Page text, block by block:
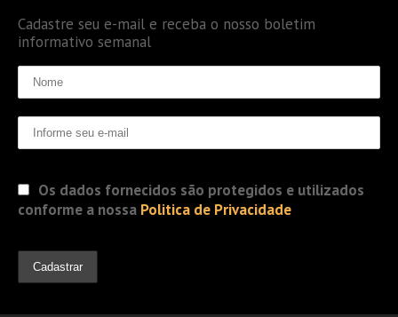
Cadastre seu e-mail e receba o nosso boletim
informativo semanal
Os dados fornecidos são protegidos e utilizados
conforme a nossa Politica de Privacidade